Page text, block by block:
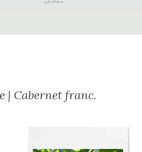
| Cabernet franc.